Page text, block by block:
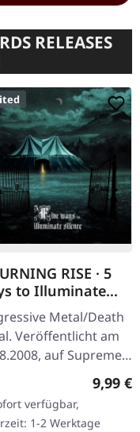
RELEASES
RISE · 5
to Illuminate
| DIGIPAK CD
Metal/Death
Veröffentlicht am
auf Supreme
Records. Limitierte
Version im DigiPak mit
Booklet.…
9,99 €
verfügbar,
1-2 Werktage